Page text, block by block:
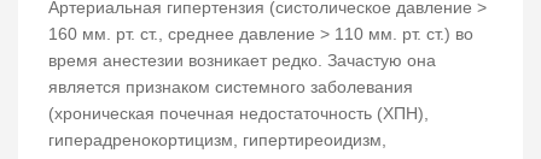
Артериальная гипертензия (систолическое давление ˃
160 мм. рт. ст., среднее давление ˃ 110 мм. рт. ст.) во
время анестезии возникает редко. Зачастую она
является признаком системного заболевания
(хроническая почечная недостаточность (ХПН),
гиперадренокортицизм, гипертиреоидизм,